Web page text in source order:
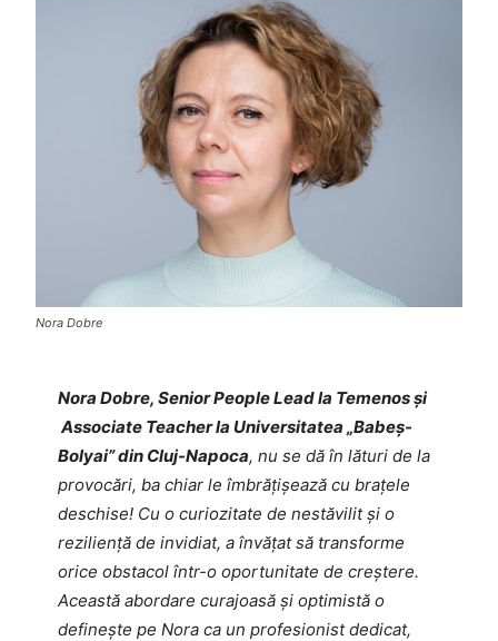
Nora Dobre
Nora Dobre, Senior People Lead la Temenos și
Associate Teacher la Universitatea „Babeș-
Bolyai” din Cluj-Napoca, nu se dă în lături de la
provocări, ba chiar le îmbrățișează cu brațele
deschise! Cu o curiozitate de nestăvilit și o
reziliență de invidiat, a învățat să transforme
orice obstacol într-o oportunitate de creștere.
Această abordare curajoasă și optimistă o
definește pe Nora ca un profesionist dedicat,